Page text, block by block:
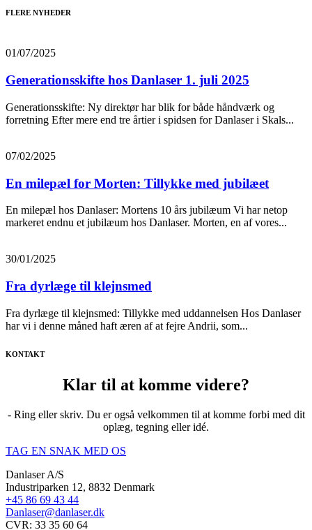
FLERE NYHEDER
01/07/2025
Generationsskifte hos Danlaser 1. juli 2025
Generationsskifte: Ny direktør har blik for både håndværk og
forretning Efter mere end tre årtier i spidsen for Danlaser i Skals...
07/02/2025
En milepæl for Morten: Tillykke med jubilæet
En milepæl hos Danlaser: Mortens 10 års jubilæum Vi har netop
markeret endnu et jubilæum hos Danlaser. Morten, en af vores...
30/01/2025
Fra dyrlæge til klejnsmed
Fra dyrlæge til klejnsmed: Tillykke med uddannelsen Hos Danlaser
har vi i denne måned haft æren af at fejre Andrii, som...
KONTAKT
Klar til at komme videre?
- Ring eller skriv. Du er også velkommen til at komme forbi med dit
oplæg, tegning eller idé.
TAG EN SNAK MED OS
Danlaser A/S
Industriparken 12, 8832 Denmark
+45 86 69 43 44
Danlaser@danlaser.dk
CVR: 33 35 60 64